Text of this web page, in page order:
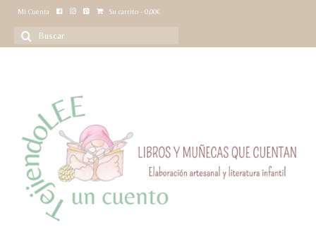
Mi Cuenta Su carrito - 0,00€
Buscar
por: